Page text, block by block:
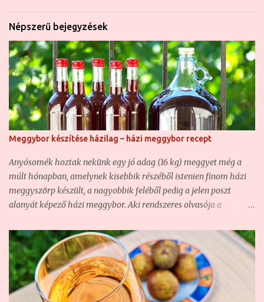
Népszerű bejegyzések
Meggybor készítése házilag – házi meggybor recept
Anyósomék hoztak nekünk egy jó adag (16 kg) meggyet még a
múlt hónapban, amelynek kisebbik részéből istenien finom házi
meggyszörp készült, a nagyobbik feléből pedig a jelen poszt
alanyát képező házi meggybor. Aki rendszeres olvasója a
hiszen ha nem is túl sűrűn, de azért rendszeresen kísérletezgetünk
ezzel is. Olyannyira, hogy hasonló borunk már volt, csak éppen
vadgyümölcsből készült ( Vadcseresznye-sajmeggy házi bor –
csemegebor ) . Most szintén egy csemegebor volt a cél, mert sem
én, sem a feleségem nem szeretjük a száraz, savanyú borokat,